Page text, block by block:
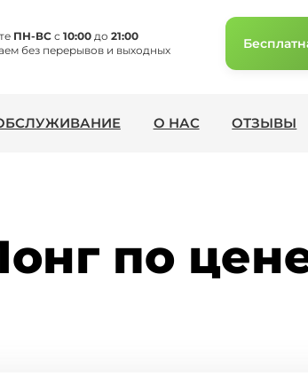
ПН-ВСс 10:00до 21:00
без перерывов и выходных
О НАС ОТЗЫВЫ
по